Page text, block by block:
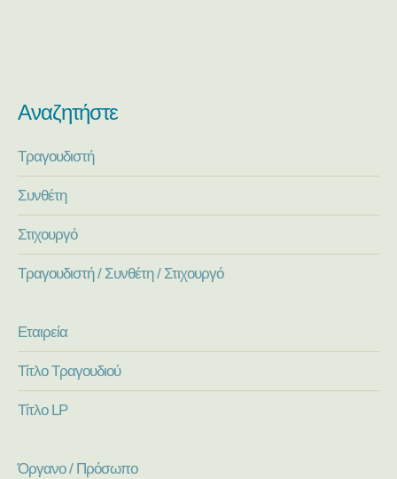
Αναζητήστε
Τραγουδιστή
Συνθέτη
Στιχουργό
Τραγουδιστή / Συνθέτη / Στιχουργό
Εταιρεία
Τίτλο Τραγουδιού
Τίτλο LP
Όργανο / Πρόσωπο